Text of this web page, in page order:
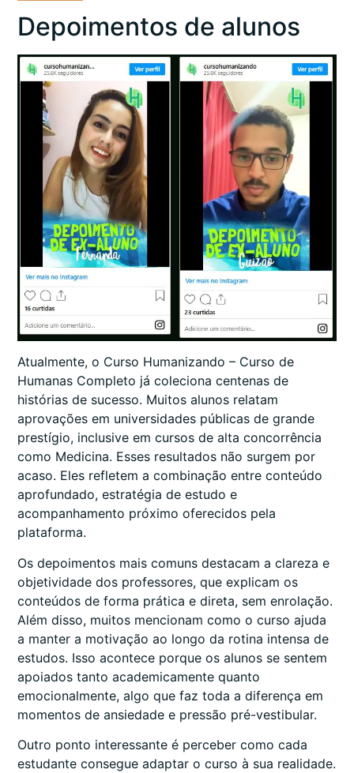
Depoimentos de alunos
Atualmente, o Curso Humanizando – Curso de
Humanas Completo já coleciona centenas de
histórias de sucesso. Muitos alunos relatam
aprovações em universidades públicas de grande
prestígio, inclusive em cursos de alta concorrência
como Medicina. Esses resultados não surgem por
acaso. Eles refletem a combinação entre conteúdo
aprofundado, estratégia de estudo e
acompanhamento próximo oferecidos pela
plataforma.
Os depoimentos mais comuns destacam a clareza e
objetividade dos professores, que explicam os
conteúdos de forma prática e direta, sem enrolação.
Além disso, muitos mencionam como o curso ajuda
a manter a motivação ao longo da rotina intensa de
estudos. Isso acontece porque os alunos se sentem
apoiados tanto academicamente quanto
emocionalmente, algo que faz toda a diferença em
momentos de ansiedade e pressão pré-vestibular.
Outro ponto interessante é perceber como cada
estudante consegue adaptar o curso à sua realidade.